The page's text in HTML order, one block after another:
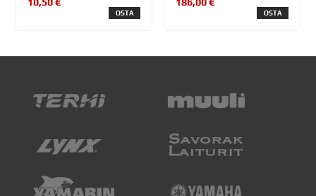
10,50 €
OSTA
186,00 €
OSTA